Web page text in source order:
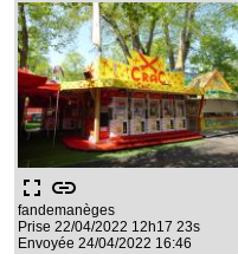
fullscreen link
fandemanèges
Prise 22/04/2022 12h17 23s
Envoyée 24/04/2022 16:46